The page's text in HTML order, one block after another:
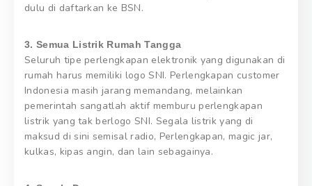
dulu di daftarkan ke BSN.
3. Semua Listrik Rumah Tangga
Seluruh tipe perlengkapan elektronik yang digunakan di
rumah harus memiliki logo SNI. Perlengkapan customer
Indonesia masih jarang memandang, melainkan
pemerintah sangatlah aktif memburu perlengkapan
listrik yang tak berlogo SNI. Segala listrik yang di
maksud di sini semisal radio, Perlengkapan, magic jar,
kulkas, kipas angin, dan lain sebagainya.